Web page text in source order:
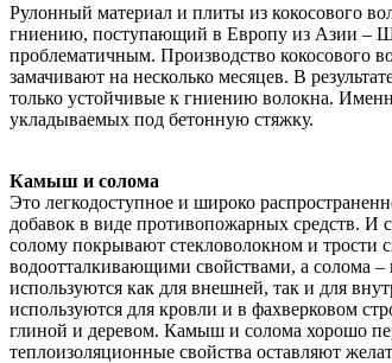
Рулонный материал и плиты из кокосового
гниению, поступающий в Европу из Азии –
проблематичным. Производство кокосового
замачивают на несколько месяцев. В
только устойчивые к гниению волокна.
укладываемых под бетонную стяжку.
Камыш и солома
Это легкодоступное и широко
добавок в виде противопожарных средств.
солому покрывают стекловолокном и трости
водоотталкивающими свойствами, а солома
используются как для внешней, так и для
используются для кровли и в фахверковом
глиной и деревом. Камыш и солома хорошо
теплоизоляционные свойства оставляют